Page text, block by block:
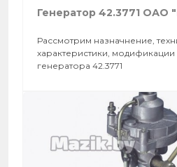
Генератор 42.3771 ОАО
Рассмотрим назначнение,
характеристики,
генератора 42.3771